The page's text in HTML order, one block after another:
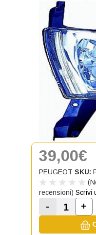
39,00€
PEUGEOT SKU:
recensioni) Scrivi
Diminuisci la
- +